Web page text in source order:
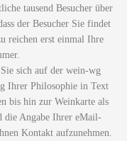
tausend Besucher über
der Besucher Sie findet
reichen erst einmal Ihre
sich auf der wein-wg
Ihrer Philosophie in Text
bis hin zur Weinkarte als
die Angabe Ihrer eMail-
Kontakt aufzunehmen.